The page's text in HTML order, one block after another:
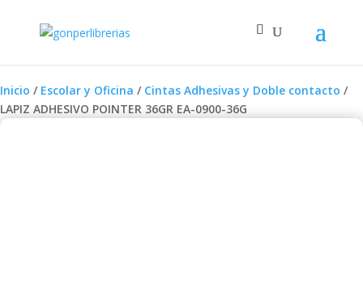
Inicio / Escolar y Oficina / Cintas Adhesivas y Doble contacto /
LAPIZ ADHESIVO POINTER 36GR EA-0900-36G